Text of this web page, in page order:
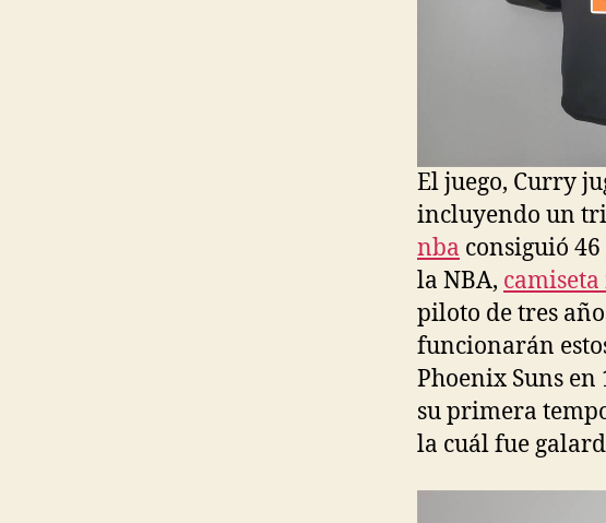
El juego, Curry
incluyendo un
nba consiguió
la NBA,
piloto de tres
funcionarán
Phoenix Suns en
su primera
la cuál fue